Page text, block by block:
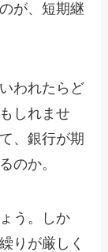
が、短期継
われたらど
しれませ
、銀行が期
のか。
う。しか
りが厳しく